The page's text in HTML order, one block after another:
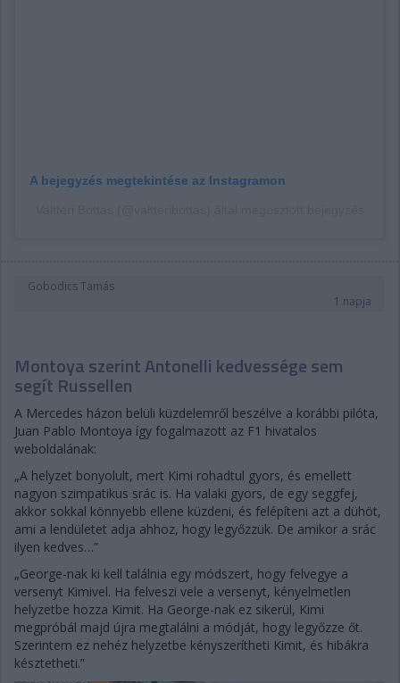
A bejegyzés megtekintése az Instagramon
Gobodics Tamás
1 napja
Montoya szerint Antonelli kedvessége sem
segít Russellen
A Mercedes házon belüli küzdelemről beszélve a korábbi pilóta,
Juan Pablo Montoya így fogalmazott az F1 hivatalos
weboldalának:
„A helyzet bonyolult, mert Kimi rohadtul gyors, és emellett
nagyon szimpatikus srác is. Ha valaki gyors, de egy seggfej,
akkor sokkal könnyebb ellene küzdeni, és felépíteni azt a dühöt,
ami a lendületet adja ahhoz, hogy legyőzzük. De amikor a srác
ilyen kedves…”
„George-nak ki kell találnia egy módszert, hogy felvegye a
versenyt Kimivel. Ha felveszi vele a versenyt, kényelmetlen
helyzetbe hozza Kimit. Ha George-nak ez sikerül, Kimi
megpróbál majd újra megtalálni a módját, hogy legyőzze őt.
Szerintem ez nehéz helyzetbe kényszerítheti Kimit, és hibákra
késztetheti.”